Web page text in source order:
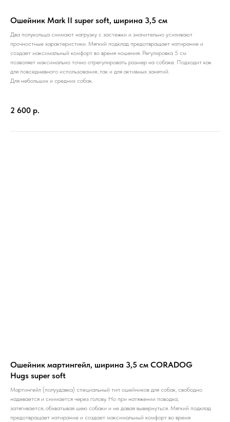
Ошейник Mark II super soft, ширина 3,5 см
Два полукольца снимают нагрузку с застежки и значительно усиливают
прочностные характеристики. Мягкий подклад предотвращает натирание и
создает максимальный комфорт во время ношения. Регулировка 5 см
позволяет максимально точно отрегулировать размер на собаке. Подходит как
для повседневного использования, так и для активных занятий.
Для небольших и средних собак.
2 600 р.
Ошейник мартингейл, ширина 3,5 см CORADOG
Hugs super soft
Мартингейл (полуудавка) специальный тип ошейников для собак, свободно
надевается и снимается через голову. Но при натяжении поводка,
затягивается, обхватывая шею собаки и не давая вывернуться. Мягкий подклад
предотвращает натирание и создает максимальный комфорт во время